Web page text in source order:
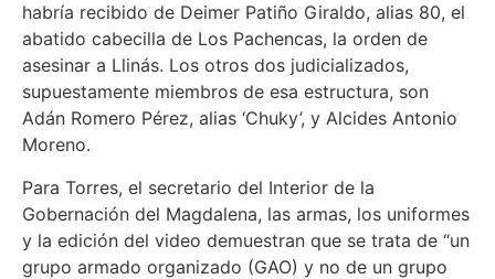
habría recibido de Deimer Patiño Giraldo, alias 80, el
abatido cabecilla de Los Pachencas, la orden de
asesinar a Llinás. Los otros dos judicializados,
supuestamente miembros de esa estructura, son
Adán Romero Pérez, alias ‘Chuky’, y Alcides Antonio
Moreno.
Para Torres, el secretario del Interior de la
Gobernación del Magdalena, las armas, los uniformes
y la edición del video demuestran que se trata de “un
grupo armado organizado (GAO) y no de un grupo